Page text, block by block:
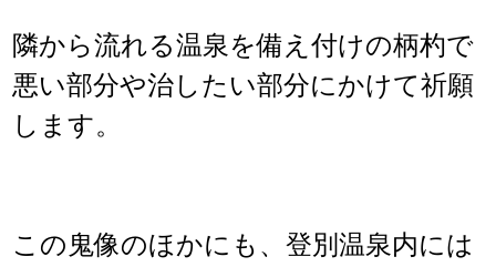
隣から流れる温泉を備え付けの柄杓で
悪い部分や治したい部分にかけて祈願
します。
この鬼像のほかにも、登別温泉内には